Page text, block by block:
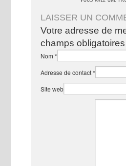
LAISSER UN
Votre adresse de
champs
Nom *
Adresse de contact *
Site web